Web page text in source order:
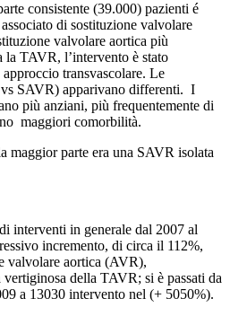
consistente (39.000) pazienti é
di sostituzione valvolare
valvolare aortica più
la TAVR, l’intervento è stato
transvascolare. Le
SAVR) apparivano differenti. I
più anziani, più frequentemente di
maggiori comorbilità.
maggior parte era una SAVR isolata
interventi in generale dal 2007 al
incremento, di circa il 112%,
valvolare aortica (AVR),
vertiginosa della TAVR; si è passati da
a 13030 intervento nel (+ 5050%).